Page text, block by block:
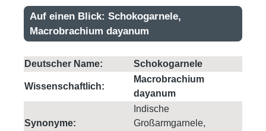
Auf einen Blick: Schokogarnele,
Macrobrachium dayanum
Deutscher Name: Schokogarnele
Wissenschaftlich:
Macrobrachium
dayanum
Synonyme:
Indische
Großarmgarnele,